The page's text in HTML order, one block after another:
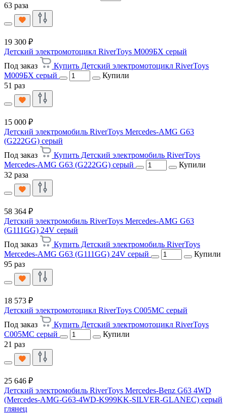
63 раза
19 300 ₽
Детский электромотоцикл RiverToys М009БХ серый
Под заказ
Купить Детский электромотоцикл RiverToys
М009БХ серый
Купили
51 раз
15 000 ₽
Детский электромобиль RiverToys Mercedes-AMG G63
(G222GG) серый
Под заказ
Купить Детский электромобиль RiverToys
Mercedes-AMG G63 (G222GG) серый
Купили
32 раза
58 364 ₽
Детский электромобиль RiverToys Mercedes-AMG G63
(G111GG) 24V серый
Под заказ
Купить Детский электромобиль RiverToys
Mercedes-AMG G63 (G111GG) 24V серый
Купили
95 раз
18 573 ₽
Детский электромотоцикл RiverToys C005MC серый
Под заказ
Купить Детский электромотоцикл RiverToys
C005MC серый
Купили
21 раз
25 646 ₽
Детский электромобиль RiverToys Mercedes-Benz G63 4WD
(Mercedes-AMG-G63-4WD-K999KK-SILVER-GLANEC) серый
глянец